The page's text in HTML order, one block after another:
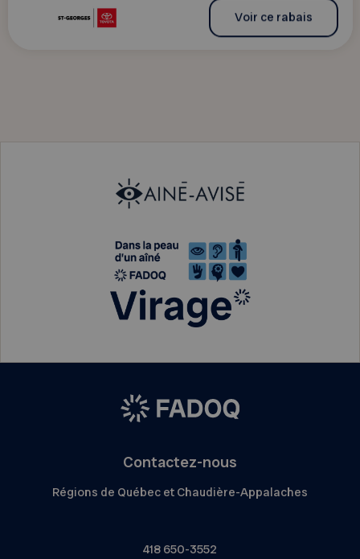
Voir ce rabais
Contactez-nous
Régions de Québec et Chaudière-Appalaches
418 650-3552